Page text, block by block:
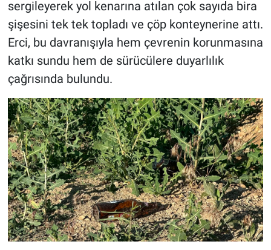
sergileyerek yol kenarına atılan çok sayıda bira
şişesini tek tek topladı ve çöp konteynerine attı.
Erci, bu davranışıyla hem çevrenin korunmasına
katkı sundu hem de sürücülere duyarlılık
çağrısında bulundu.